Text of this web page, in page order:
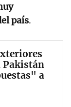
país.
Pakistán
a